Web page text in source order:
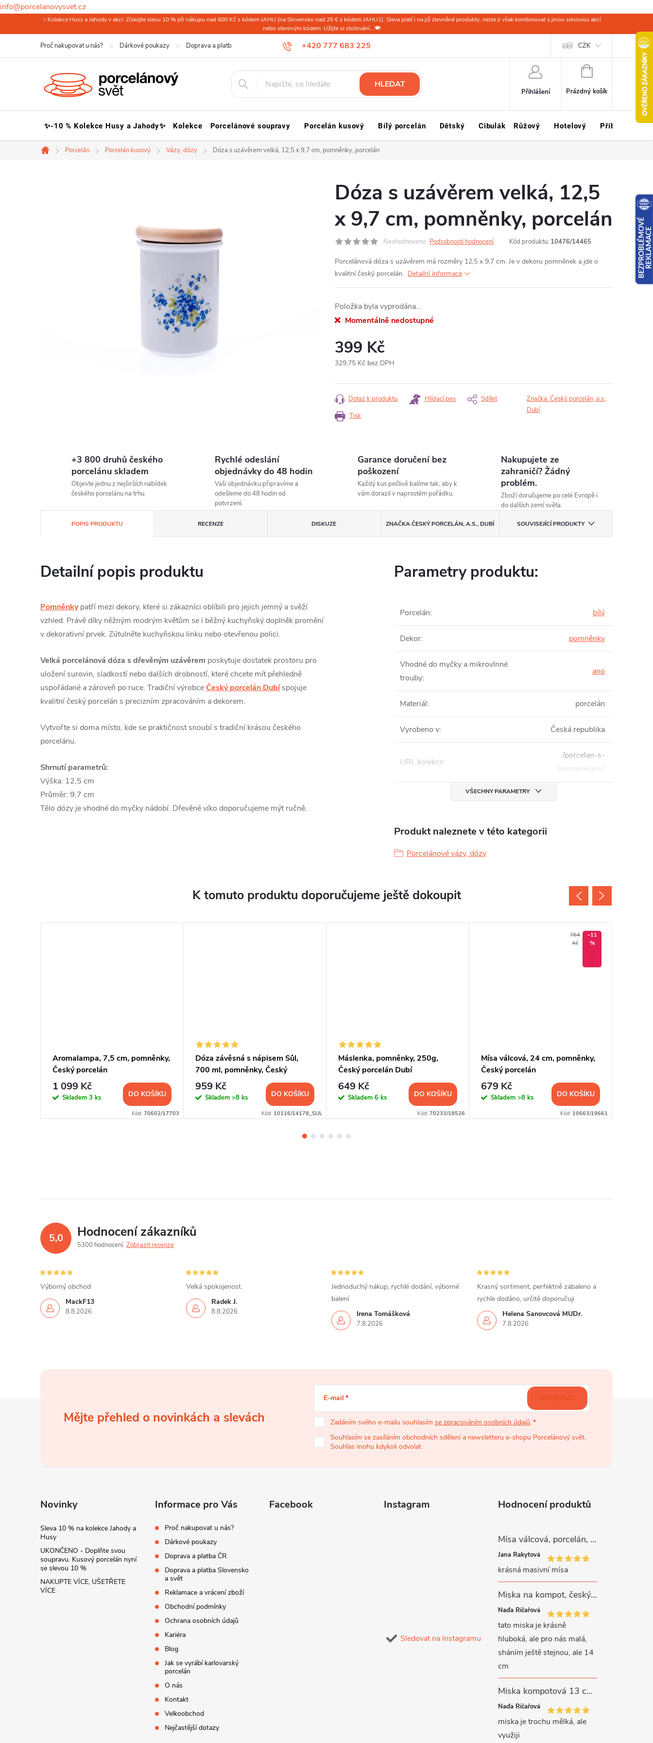
info@porcelanovysvet.cz
na
✨Kolekce Husy a Jahody v akci: Získejte slevu 10 % při nákupu nad 600 Kč s kódem JAHU (na Slovensko nad 25 € s kódem JAHU1). Sleva platí i na již zlevněné produkty, nelze ji však kombinovat s jinou slevovou akcí
nebo slevovým kódem. Užijte si stolování...🍽️
+420 777 683 225
Proč nakupovat u nás? Dárkové poukazy Doprava a platba ČR Doprava a platba Slovensko a svět Ochrana osobních údajů Kariéra
CZK
HLEDAT
Přihlášení
NÁKUPNÍ
Prázdný košík
✨-10 % Kolekce Husy a Jahody✨ Kolekce Porcelánové soupravy Porcelán kusový Bílý porcelán Dětský Cibulák Růžový Hotelový Příbory Sklo
Domů
Porcelán Porcelán kusový Vázy, dózy Dóza s uzávěrem velká, 12,5 x 9,7 cm, pomněnky, porcelán
Dóza s uzávěrem velká, 12,5
x 9,7 cm, pomněnky, porcelán
Neohodnoceno Podrobnosti hodnocení Kód produktu: 10476/14465
Porcelánová dóza s uzávěrem má rozměry 12,5 x 9,7 cm. Je v dekoru pomněnek a jde o
kvalitní český porcelán. Detailní informace
Položka byla vyprodána…
Momentálně nedostupné
399 Kč
329,75 Kč bez DPH
cena:
Tisk
Dotaz k produktu Hlídací pes Sdílet Značka:Český porcelán, a.s.,
Dubí
+3 800 druhů českého
porcelánu skladem
Objevte jednu z nejširších nabídek
českého porcelánu na trhu.
Rychlé odeslání
objednávky do 48 hodin
Vaši objednávku připravíme a
odešleme do 48 hodin od
potvrzení.
Garance doručení bez
poškození
Každý kus pečlivě balíme tak, aby k
vám dorazil v naprostém pořádku.
Nakupujete ze
zahraničí? Žádný
problém.
Zboží doručujeme po celé Evropě i
do dalších zemí světa.
POPIS PRODUKTU RECENZE DISKUZE ZNAČKAČESKÝ PORCELÁN, A.S., DUBÍ SOUVISEJÍCÍ PRODUKTY
Detailní popis produktu
Pomněnkypatří mezi dekory, které si zákazníci oblíbili pro jejich jemný a svěží
vzhled. Právě díky něžným modrým květům se i běžný kuchyňský doplněk promění
v dekorativní prvek. Zútulněte kuchyňskou linku nebo otevřenou polici.
Velká porcelánová dóza s dřevěným uzávěrem poskytuje dostatek prostoru pro
uložení surovin, sladkostí nebo dalších drobností, které chcete mít přehledně
uspořádané a zároveň po ruce. Tradiční výrobce Český porcelán Dubíspojuje
kvalitní český porcelán s precizním zpracováním a dekorem.
Vytvořte si doma místo, kde se praktičnost snoubí s tradiční krásou českého
porcelánu.
Shrnutí parametrů:
Výška: 12,5 cm
Průměr: 9,7 cm
Tělo dózy je vhodné do myčky nádobí. Dřevěné víko doporučujeme mýt ručně.
Parametry produktu:
Porcelán: bílý
Dekor: pomněnky
Vhodné do myčky a mikrovlnné
trouby:
ano
Materiál: porcelán
Vyrobeno v: Česká republika
URL kolekce:
/porcelan-s-
pomnenkami/
VŠECHNY PARAMETRY
Produkt naleznete v této kategorii
Porcelánové vázy, dózy
K tomuto produktu doporučujeme ještě dokoupit
Aromalampa, 7,5 cm, pomněnky,
Český porcelán
1 099 Kč
Skladem 3 ks DO KOŠÍKU
Kód: 70602/17703
Dóza závěsná s nápisem Sůl,
700 ml, pomněnky, Český
porcelán
959 Kč
Skladem >8 ks DO KOŠÍKU
Kód: 10116/14178_SUL
Máslenka, pomněnky, 250g,
Český porcelán Dubí
649 Kč
Skladem 6 ks DO KOŠÍKU
Kód: 70233/18526
764
Kč
–11
%
Mísa válcová, 24 cm, pomněnky,
Český porcelán
679 Kč
Skladem >8 ks DO KOŠÍKU
Kód: 10663/19661
5,0 Hodnocení zákazníků
5300 hodnocení Zobrazit recenze
MackF13
8.8.2026
Výborný obchod
Radek J.
8.8.2026
Velká spokojenost.
Irena Tomášková
7.8.2026
Jednoduchý nákup, rychlé dodání, výborné
balení
Helena Šanovcová MUDr.
7.8.2026
Krasný sortiment, perfektně zabaleno a
rychle dodáno, určitě doporučuji
Mějte přehled o novinkách a slevách
E-mail
Zadáním svého e-mailu souhlasím se zpracováním osobních údajů.
Souhlasím se zasíláním obchodních sdělení a newsletteru e-shopu Porcelánový svět.
Souhlas mohu kdykoli odvolat.
ODEBÍRAT
Novinky
Sleva 10 % na kolekce Jahody a
Husy
UKONČENO - Doplňte svou
soupravu. Kusový porcelán nyní
se slevou 10 %
NAKUPTE VÍCE, UŠETŘETE
VÍCE
Informace pro Vás
Proč nakupovat u nás?
Dárkové poukazy
Doprava a platba ČR
Doprava a platba Slovensko
a svět
Reklamace a vrácení zboží
Obchodní podmínky
Ochrana osobních údajů
Kariéra
Blog
Jak se vyrábí karlovarský
porcelán
O nás
Kontakt
Velkoobchod
Nejčastější dotazy
Facebook Instagram
Sledovat na Instagramu
Hodnocení produktů
Mísa válcová, porcelán, růžové kytičky, 26 cm, G. Benedikt
Jana Rakytová
krásná masivní mísa
Miska na kompot, český porcelán, Rona, 12,5 cm, bílý, G. Benedikt
Naďa Říčařová
tato miska je krásně
hluboká, ale pro nás malá,
sháním ještě stejnou, ale 14
cm
Miska kompotová 13 cm, bílý porcelán, Verona, G. Benedikt
Naďa Říčařová
miska je trochu mělká, ale
využiji